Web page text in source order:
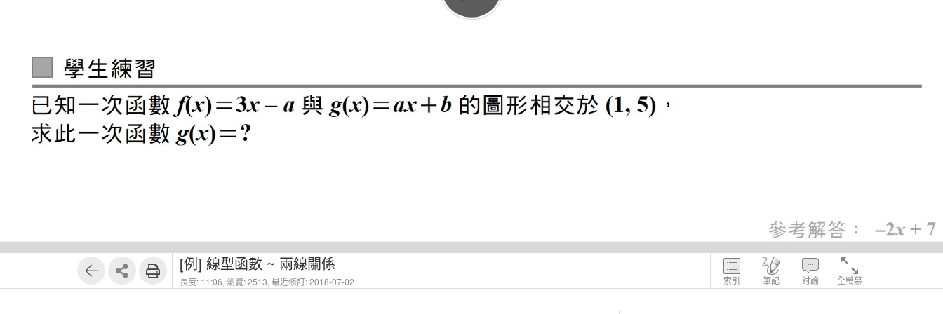
索引 筆記 討論 全螢幕
[例] 線型函數 ~ 兩線關係
長度: 11:06, 瀏覽: 2513, 最近修訂: 2018-07-02